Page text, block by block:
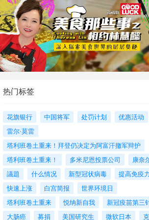
热门标签
花旗银行 中国将军 处罚计划
优惠活动
雷尔·莫雷
塔利班卷土重来！拜登仍决定为阿富汗撤军辩护
塔利班卷土重来！
多米尼恩投票公司
康奈
議題
什么情况 新型冠状病毒
提高免疫力
快速上涨
白宫简报
世界环境日
塔利班卷土重来
悦纳新自我
新冠疫苗第三
大肠癌
募捐 美国研究生 微软日本